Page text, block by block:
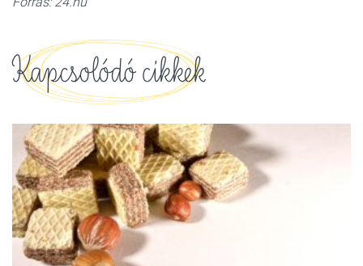
Kapcsolódó cikkek